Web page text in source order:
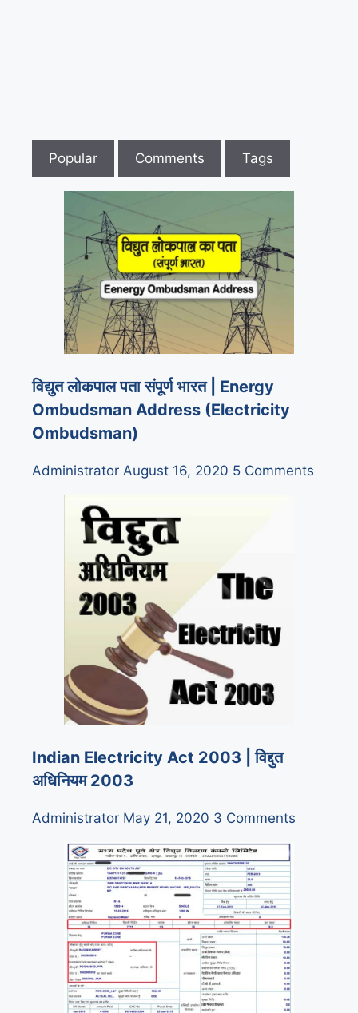
Popular Comments Tags
विद्युत लोकपाल पता संपूर्ण भारत | Energy
Ombudsman Address (Electricity
Ombudsman)
Administrator August 16, 2020 5 Comments
Indian Electricity Act 2003 | विद्दुत
अधिनियम 2003
Administrator May 21, 2020 3 Comments